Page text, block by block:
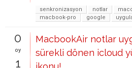
senkronizasyon
notlar
macbook-pro
google
0
oy
1
MacbookAir notlar
sürekli dönen icloud